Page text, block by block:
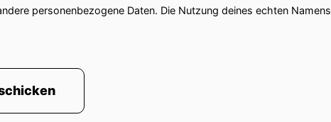
personenbezogene Daten. Die Nutzung deines echten Namens